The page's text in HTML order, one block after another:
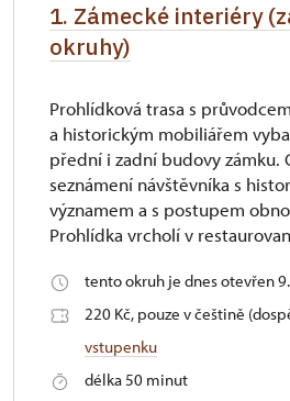
1. Zámecké interiéry
okruhy)
Prohlídková trasa s
a historickým mobiliářem
přední i zadní budovy zámku.
seznámení návštěvníka s
významem a s postupem
Prohlídka vrcholí v
tento okruh je dnes otevřen
220 Kč, pouze v češtině
vstupenku
délka 50 minut